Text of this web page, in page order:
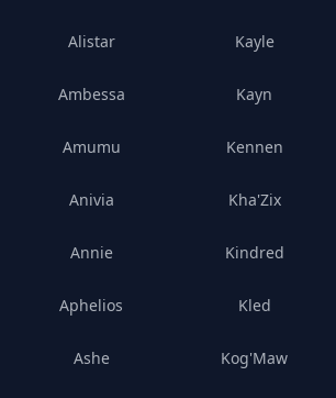
Alistar
Ambessa
Amumu
Anivia
Annie
Aphelios
Ashe
Kayle
Kayn
Kennen
Kha'Zix
Kindred
Kled
Kog'Maw